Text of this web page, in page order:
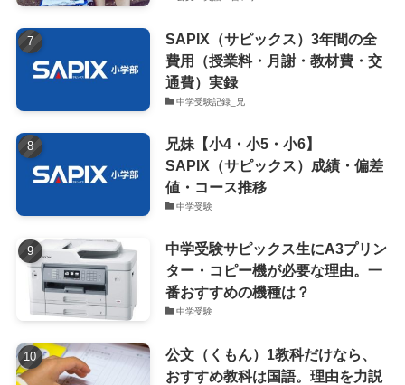
SAPIX（サピックス）3年間の全
費用（授業料・月謝・教材費・交
通費）実録
中学受験記録_兄
兄妹【小4・小5・小6】
SAPIX（サピックス）成績・偏差
値・コース推移
中学受験
中学受験サピックス生にA3プリン
ター・コピー機が必要な理由。一
番おすすめの機種は？
中学受験
公文（くもん）1教科だけなら、
おすすめ教科は国語。理由を力説